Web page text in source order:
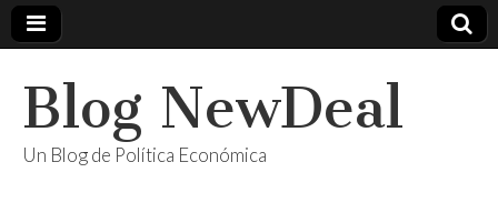
Blog NewDeal
Un Blog de Política Económica